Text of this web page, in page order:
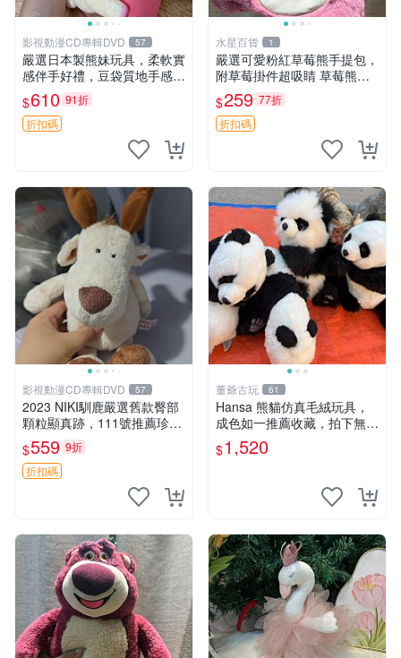
影視動漫CD專輯DVD 57
嚴選日本製熊妹玩具，柔軟實
感伴手好禮，豆袋質地手感
佳，抱枕小熊 recom 推薦 白
色豆袋 玩具
$610 91折
折扣碼
水星百貨 1
嚴選可愛粉紅草莓熊手提包，
附草莓掛件超吸睛 草莓熊手
提包 草莓掛件 可愛portunes
e
$259 77折
折扣碼
影視動漫CD專輯DVD 57
2023 NIKI馴鹿嚴選舊款臀部
顆粒顯真跡，111號推薦珍藏
品 馴鹿 舊款 尾巴顆粒
$559 9折
折扣碼
董爺古玩 61
Hansa 熊貓仿真毛絨玩具，
成色如一推薦收藏，拍下無疑
心 熊貓 毛絨玩具 收藏
$1,520